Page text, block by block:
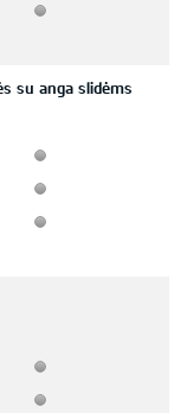
su anga slidėms